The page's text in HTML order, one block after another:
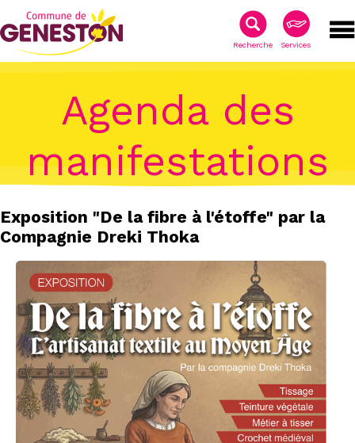
Recherche Services
Agenda des
manifestations
Exposition "De la fibre à l'étoffe" par la
Compagnie Dreki Thoka